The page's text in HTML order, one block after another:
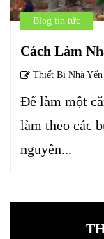
Blog tin tức
Cách Làm
Thiết Bị Nhà
Để làm một
làm theo các
nguyên...